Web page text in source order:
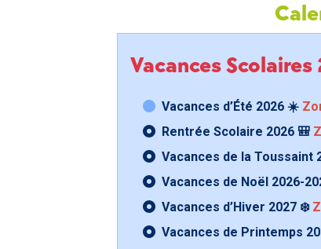
Vacances
Vacances d’Été 2026 ☀️
Rentrée Scolaire 2026 🎒
Vacances de la Toussaint
Vacances de Noël 2026-
Vacances d’Hiver 2027 ❄️
Vacances de Printemps